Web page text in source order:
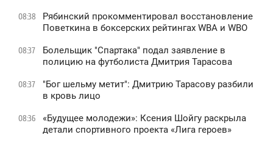
08:38
Рябинский прокомментировал восстановление
Поветкина в боксерских рейтингах WBA и WBO
08:37
Болельщик "Спартака" подал заявление в
полицию на футболиста Дмитрия Тарасова
08:37
"Бог шельму метит": Дмитрию Тарасову разбили
в кровь лицо
08:36
«Будущее молодежи»: Ксения Шойгу раскрыла
детали спортивного проекта «Лига героев»